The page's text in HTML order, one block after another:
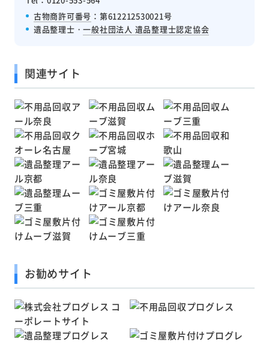
古物商許可番号 ：第612212530021号
遺品整理士・一般社団法人 遺品整理士認定協会
関連サイト
お勧めサイト